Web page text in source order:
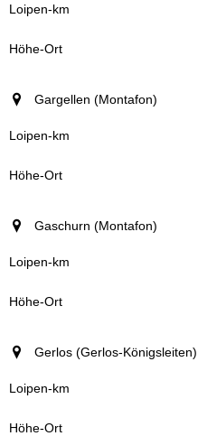
Gargellen (Montafon)
Gaschurn (Montafon)
Gerlos (Gerlos-Königsleiten)